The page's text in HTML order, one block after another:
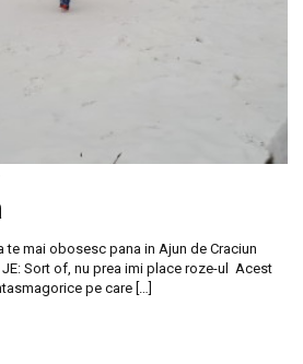
te mai obosesc pana in Ajun de Craciun
JE: Sort of, nu prea imi place roze-ul Acest
pe care […]